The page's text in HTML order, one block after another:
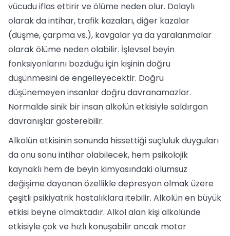
vücudu iflas ettirir ve ölüme neden olur. Dolaylı
olarak da intihar, trafik kazaları, diğer kazalar
(düşme, çarpma vs.), kavgalar ya da yaralanmalar
olarak ölüme neden olabilir. İşlevsel beyin
fonksiyonlarını bozduğu için kişinin doğru
düşünmesini de engelleyecektir. Doğru
düşünemeyen insanlar doğru davranamazlar.
Normalde sinik bir insan alkolün etkisiyle saldırgan
davranışlar gösterebilir.
Alkolün etkisinin sonunda hissettiği suçluluk duyguları
da onu sonu intihar olabilecek, hem psikolojik
kaynaklı hem de beyin kimyasındaki olumsuz
değişime dayanan özellikle depresyon olmak üzere
çeşitli psikiyatrik hastalıklara itebilir. Alkolün en büyük
etkisi beyne olmaktadır. Alkol alan kişi alkolünde
etkisiyle çok ve hızlı konuşabilir ancak motor